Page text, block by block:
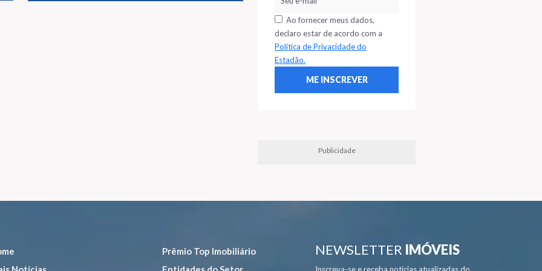
Ao fornecer meus dados,
declaro estar de acordo com a
Política de Privacidade do
Estadão.
Publicidade
Prêmio Top Imobiliário
NEWSLETTER IMÓVEIS